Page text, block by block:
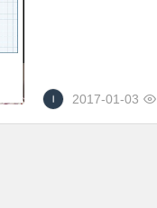
2017-01-03